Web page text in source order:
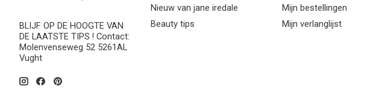
BLIJF OP DE HOOGTE VAN
DE LAATSTE TIPS ! Contact:
Molenvenseweg 52 5261AL
Vught
Nieuw van jane iredale
Beauty tips
Mijn bestellingen
Mijn verlanglijst